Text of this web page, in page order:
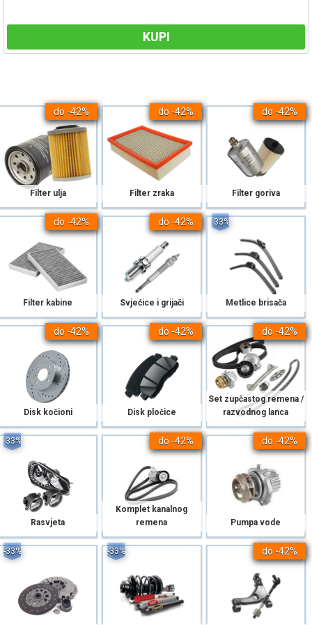
KUPI
Filter ulja
do -42%
Filter zraka
do -42%
Filter goriva
do -42%
Filter kabine
do -42%
Svjećice i grijači
do -42%
Metlice brisača
-33%
Disk kočioni
do -42%
Disk pločice
do -42%
Set zupčastog remena /
razvodnog lanca
do -42%
Rasvjeta
-33%
Komplet kanalnog
remena
do -42%
Pumpa vode
do -42%
-33% -33% do -42%